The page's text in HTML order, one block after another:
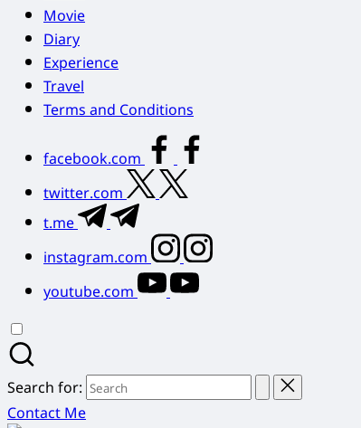
Movie
Diary
Experience
Travel
Terms and Conditions
facebook.com
twitter.com
t.me
instagram.com
youtube.com
Search for:
Contact Me